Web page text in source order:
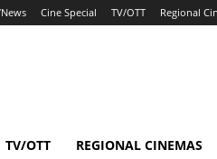
Cine Special TV/OTT Regional
TV/OTT REGIONAL CINEMAS